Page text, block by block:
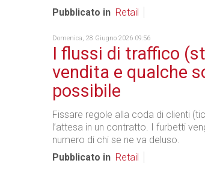
Pubblicato in Retail
Domenica, 28 Giugno 2026 09:56
I flussi di traffico
vendita e qualche
possibile
Fissare regole alla coda di clienti
l’attesa in un contratto. I furbetti
numero di chi se ne va deluso.
Pubblicato in Retail